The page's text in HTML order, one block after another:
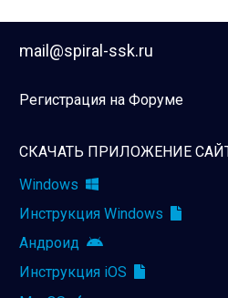
mail@spiral-ssk.ru
Регистрация на Форуме
СКАЧАТЬ ПРИЛОЖЕНИЕ
Windows
Инструкция Windows
Андроид
Инструкция iOS